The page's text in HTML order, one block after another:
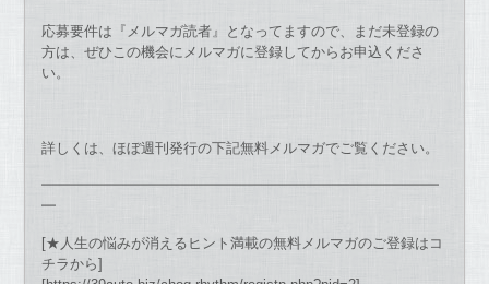
応募要件は『メルマガ読者』となってますので、まだ未登録の
方は、ぜひこの機会にメルマガに登録してからお申込くださ
い。
詳しくは、ほぼ週刊発行の下記無料メルマガでご覧ください。
━━━━━━━━━━━━━━━━━━━━━━━━━━━━
━
[★人生の悩みが消えるヒント満載の無料メルマガのご登録はコ
チラから]